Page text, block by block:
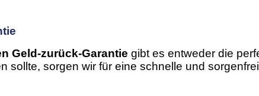
Geld-zurück-Garantie gibt es entweder die
sollte, sorgen wir für eine schnelle und